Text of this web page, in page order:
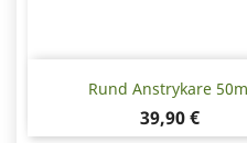
Rund Anstrykare
Pris
39,90 €